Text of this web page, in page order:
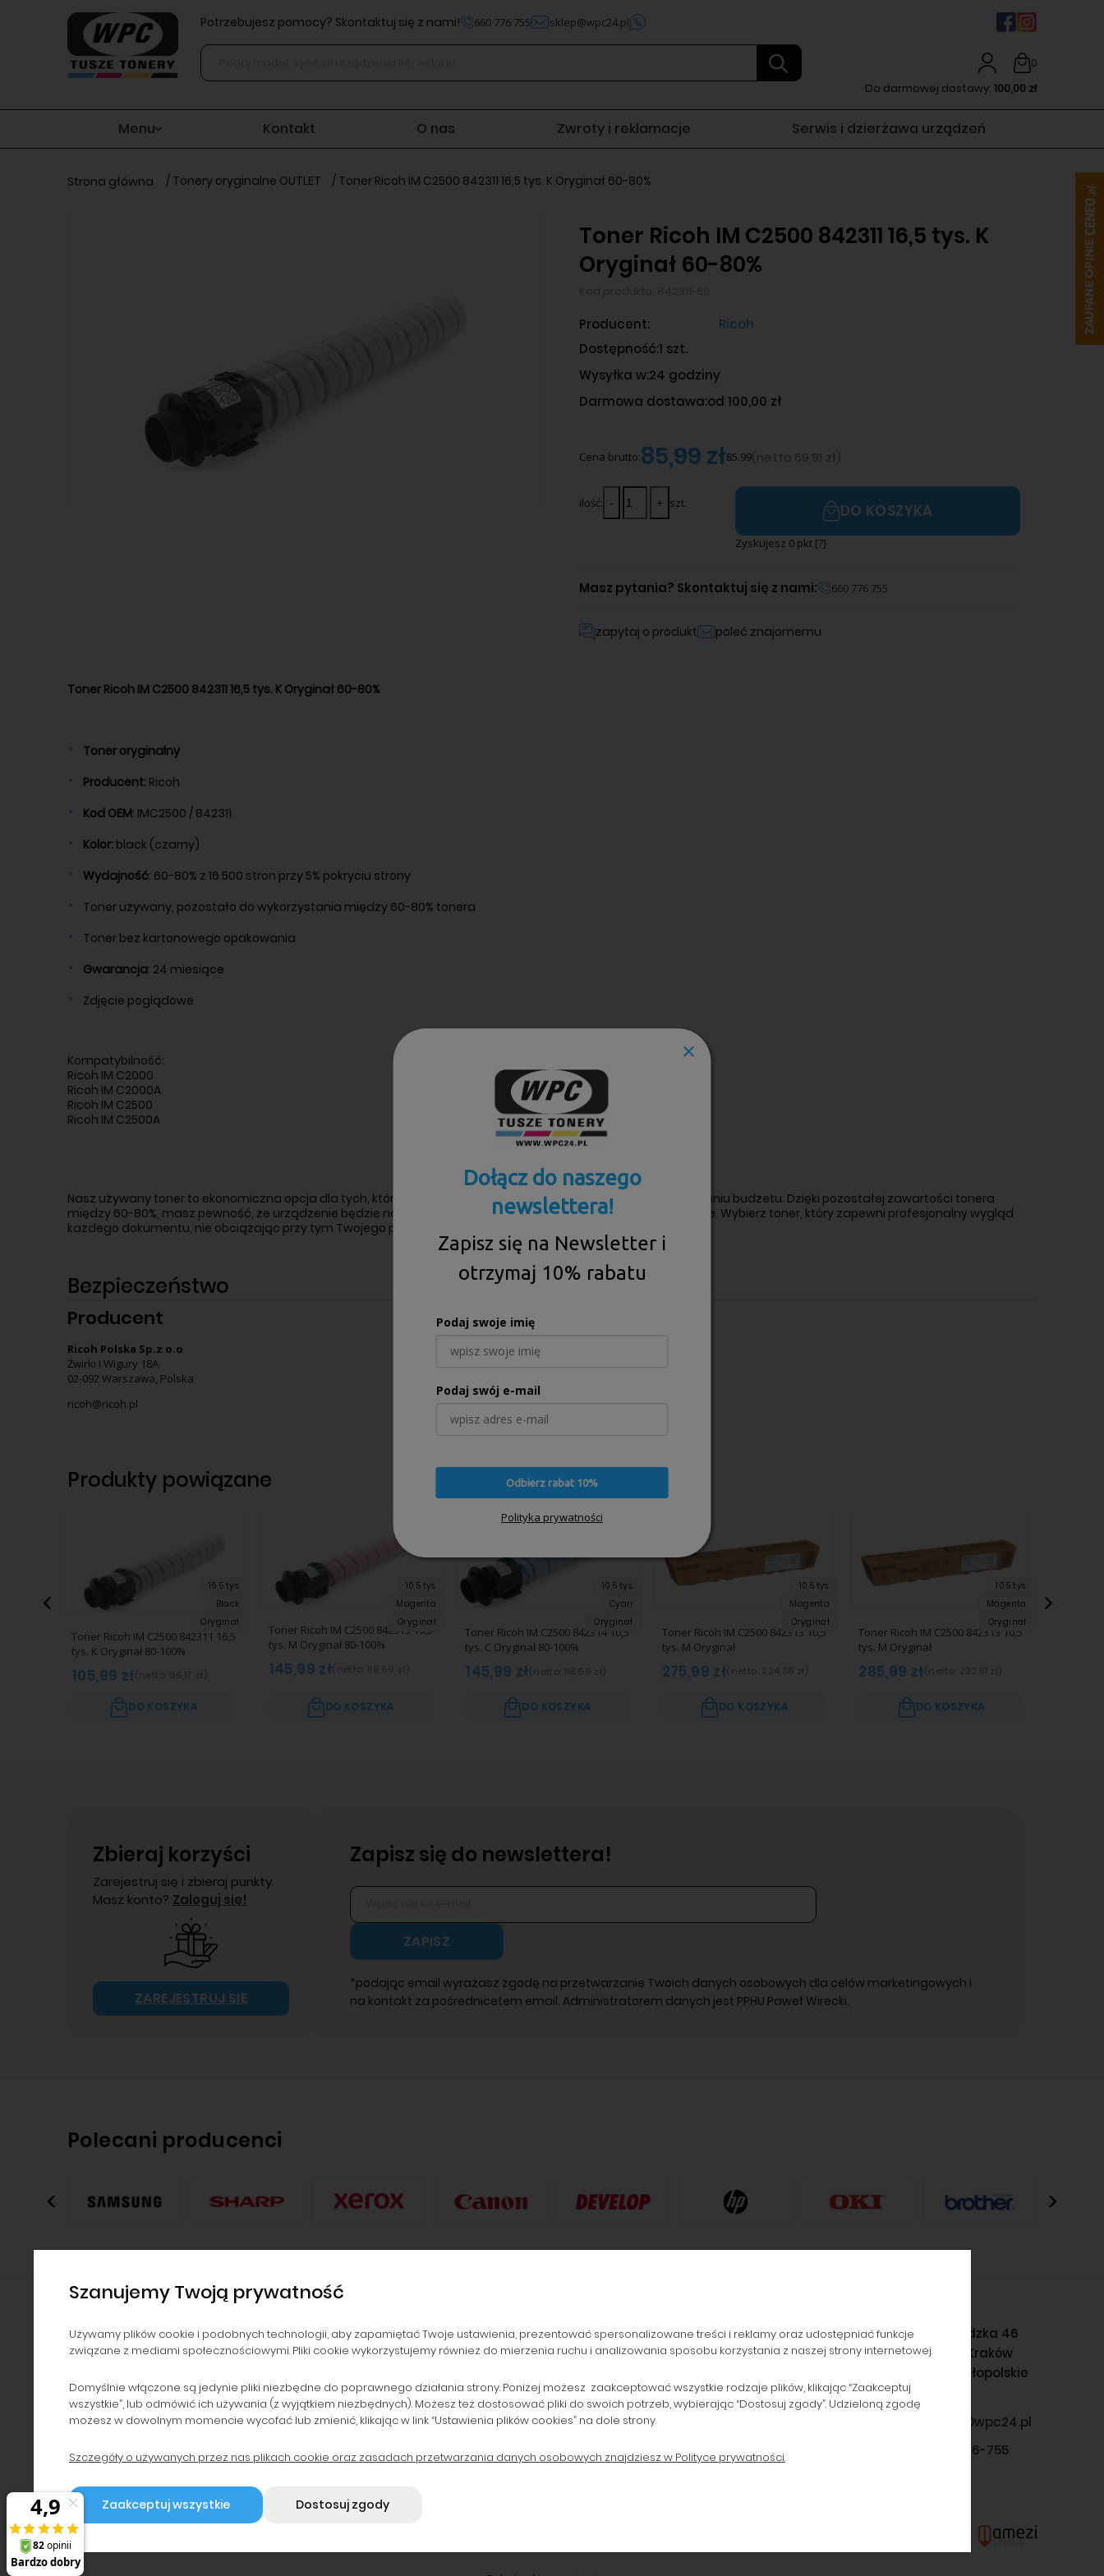
Potrzebujesz pomocy? Skontaktuj się z nami! 660 776 755 sklep@wpc24.pl
0
Do darmowej dostawy: 100,00 zł
Menu Kontakt O nas Zwroty i reklamacje Serwis i dzierżawa urządzeń
Strona główna / Tonery oryginalne OUTLET / Toner Ricoh IM C2500 842311 16,5 tys. K Oryginał 60-80%
Toner Ricoh IM C2500 842311 16,5 tys. K
Oryginał 60-80%
Producent:
Ricoh
Dostępność:1 szt.
Wysyłka w:24 godziny
Darmowa dostawa:od 100,00 zł
Cena brutto:85,99 zł85.99(netto:69,91 zł)
ilość: szt. DO KOSZYKA
Zyskujesz 0pkt [?]
Masz pytania? Skontaktuj się z nami: 660 776 755
zapytaj o produkt poleć znajomemu
Toner Ricoh IM C2500 842311 16,5 tys. K Oryginał 60-80%
Toner oryginalny
Producent: Ricoh
Kod OEM: IMC2500 / 842311
Kolor: black (czarny)
Wydajność: 60-80% z 16 500 stron przy 5% pokryciu strony
Toner używany, pozostało do wykorzystania między 60-80% tonera
Toner bez kartonowego opakowania
Gwarancja: 24 miesiące
Zdjęcie poglądowe
Kompatybilność:
Ricoh IM C2000
Ricoh IM C2000A
Ricoh IM C2500
Ricoh IM C2500A
Nasz używany toner to ekonomiczna opcja dla tych, którzy potrzebują wysokiej jakości wydruków przy zachowaniu budżetu. Dzięki pozostałej zawartości tonera
między 60-80%, masz pewność, że urządzenie będzie nadal działać efektywnie, a wydruki będą ostre i wyraźne. Wybierz toner, który zapewni profesjonalny wygląd
każdego dokumentu, nie obciążając przy tym Twojego portfela.
Bezpieczeństwo
Producent
Ricoh Polska Sp.z o.o
Żwirki i Wigury 18A
02-092 Warszawa, Polska
ricoh@ricoh.pl
Produkty powiązane
16,5 tys.
Black
Oryginał
Toner Ricoh IM C2500 842311 16,5
tys. K Oryginał 80-100%
105,99 zł(netto: 86,17 zł
DO KOSZYKA
10,5 tys.
Magenta
Oryginał
Toner Ricoh IM C2500 842313 10,5
tys. M Oryginał 80-100%
145,99 zł(netto: 118,69 zł
DO KOSZYKA
10,5 tys.
Cyan
Oryginał
Toner Ricoh IM C2500 842314 10,5
tys. C Oryginał 80-100%
145,99 zł(netto: 118,69 zł
DO KOSZYKA
10,5 tys.
Magenta
Oryginał
Toner Ricoh IM C2500 842313 10,5
tys. M Oryginał
275,99 zł(netto: 224,38 zł
DO KOSZYKA
10,5 tys.
Magenta
Oryginał
Toner Ricoh IM C2500 842313 10,5
tys. M Oryginał
285,99 zł(netto: 232,51 zł
DO KOSZYKA
Zbieraj korzyści
Zarejestruj się i zbieraj punkty.
Masz konto? Zaloguj się!
ZAREJESTRUJ SIĘ
Zapisz się do newslettera!
ZAPISZ
*podając email wyrażasz zgodę na przetwarzanie Twoich danych osobowych dla celów marketingowych i
na kontakt za pośrednicetem email. Administratorem danych jest PPHU Paweł Wirecki.
Polecani producenci
NAWIGACJA
Dzierżawa drukarek
Serwis i dzierżawa
Blog
POMOC
Polityka prywatności
Regulaminy
ZAMÓWIENIA
Koszty dostawy
Czas realizacji zamówienia
POPULARNE KATEGORIE
Drukarki do 800 zł
Tusze i Głowice oryginalne
Gromadzka 46
30-719 Kraków
woj. małopolskie
sklep@wpc24.pl
660-776-755
Szanujemy Twoją prywatność
Używamy plików cookie i podobnych technologii, aby zapamiętać Twoje ustawienia, prezentować spersonalizowane treści i reklamy oraz udostępniać funkcje
związane z mediami społecznościowymi. Pliki cookie wykorzystujemy również do mierzenia ruchu i analizowania sposobu korzystania z naszej strony internetowej.
Domyślnie włączone są jedynie pliki niezbędne do poprawnego działania strony. Poniżej możesz zaakceptować wszystkie rodzaje plików, klikając “Zaakceptuj
wszystkie”, lub odmówić ich używania (z wyjątkiem niezbędnych). Możesz też dostosować pliki do swoich potrzeb, wybierając “Dostosuj zgody”. Udzieloną zgodę
możesz w dowolnym momencie wycofać lub zmienić, klikając w link “Ustawienia plików cookies” na dole strony.
Szczegóły o używanych przez nas plikach cookie oraz zasadach przetwarzania danych osobowych znajdziesz w Polityce prywatności.
Dostosuj zgody
Zaakceptuj wszystkie
Dołącz do naszego
newslettera!
Zapisz się na Newsletter i
otrzymaj 10% rabatu
Podaj swoje imię
Podaj swój e-mail
Odbierz rabat 10%
Polityka prywatności